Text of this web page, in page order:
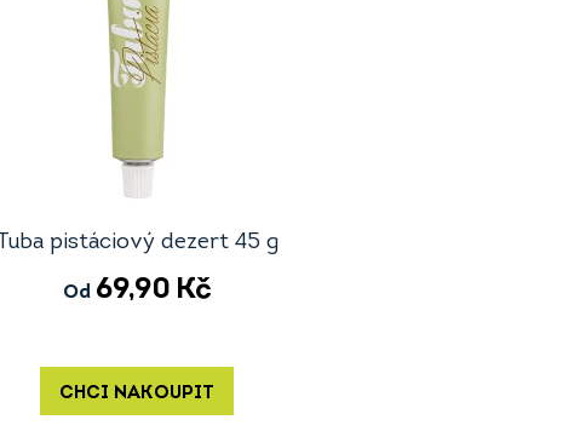
Tuba pistáciový dezert 45 g
Od 69,90 Kč
CHCI NAKOUPIT